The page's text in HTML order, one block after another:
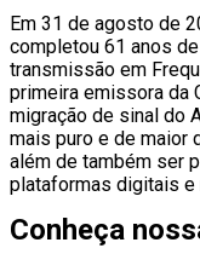
Em 31 de agosto de
completou 61 anos
transmissão em
primeira emissora da
migração de sinal do
mais puro e de maior
além de também ser
plataformas digitais
Conheça